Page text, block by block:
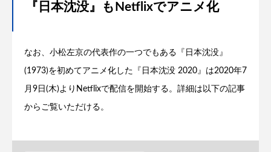
『日本沈没』もNetflixでアニメ化
なお、小松左京の代表作の一つでもある『日本沈没』
(1973)を初めてアニメ化した『日本沈没 2020』は2020年7
月9日(木)よりNetflixで配信を開始する。詳細は以下の記事
からご覧いただける。